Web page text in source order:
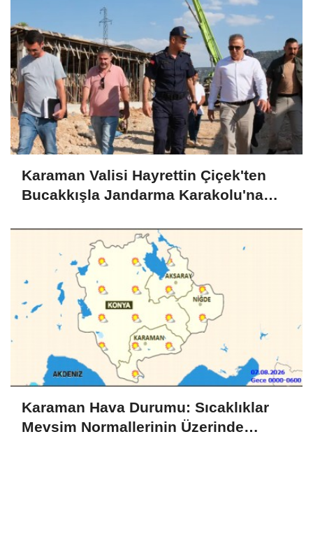
Karaman Valisi Hayrettin Çiçek'ten
Bucakkışla Jandarma Karakolu'na
Karaman Hava Durumu: Sıcaklıklar
Mevsim Normallerinin Üzerinde